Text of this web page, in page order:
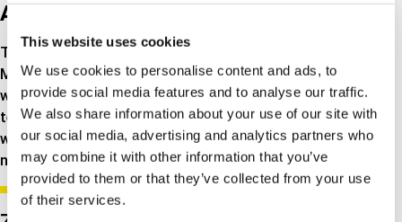
This website uses cookies
We use cookies to personalise content and ads, to
provide social media features and to analyse our traffic.
We also share information about your use of our site with
our social media, advertising and analytics partners who
may combine it with other information that you’ve
provided to them or that they’ve collected from your use
of their services.
AKTUALNOŚCI
Tutaj możesz przeczytać najnowcze wiadomości Triscan.
Możesz dostosować widok tak, aby pokazywał tylko
wiadomości firmowe (CORPORATE NEWS) lub wiadomości
techniczne (TECH NEWS). Kliknij opcję „Zobacz wszystkie
wiadomości”, a zostanie wyświetlonych kilka wiadomości
naraz.